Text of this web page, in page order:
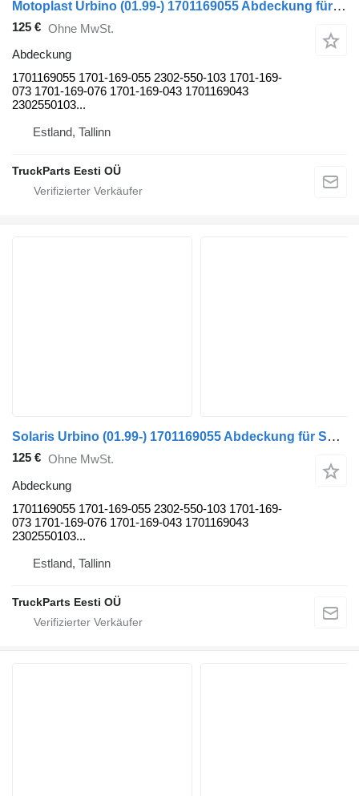
Motoplast Urbino (01.99-) 1701169055 Abdeckung für Solaris Urbino, Alpino, Vacanza (1999-) Bus
125 € Ohne MwSt.
Abdeckung
1701169055 1701-169-055 2302-550-103 1701-169-
073 1701-169-076 1701-169-043 1701169043
2302550103...
Estland, Tallinn
TruckParts Eesti OÜ
Solaris Urbino (01.99-) 1701169055 Abdeckung für Solaris Urbino, Alpino, Vacanza (1999-) Bus
125 € Ohne MwSt.
Abdeckung
1701169055 1701-169-055 2302-550-103 1701-169-
073 1701-169-076 1701-169-043 1701169043
2302550103...
Estland, Tallinn
TruckParts Eesti OÜ